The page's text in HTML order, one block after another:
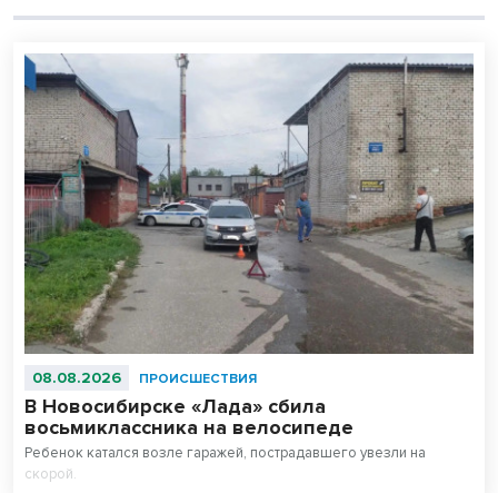
08.08.2026 ПРОИСШЕСТВИЯ
В Новосибирске «Лада» сбила
восьмиклассника на велосипеде
Ребенок катался возле гаражей, пострадавшего увезли на
скорой.